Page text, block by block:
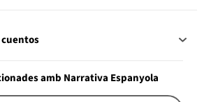
amb Narrativa Espanyola